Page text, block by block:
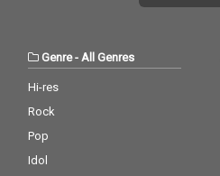
Genre- All Genres
Hi-res
Rock
Pop
Idol